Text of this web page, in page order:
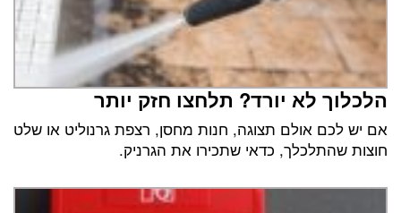
הלכלוך לא יורד? תלחצו חזק יותר
אם יש לכם אולם תצוגה, חנות מחסן, רצפת גרנוליט או שלט
חוצות שהתלכלך, כדאי שתכירו את הגרניק.